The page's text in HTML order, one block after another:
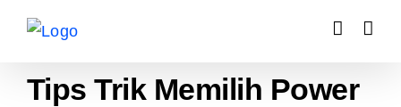
Tips Trik Memilih Power